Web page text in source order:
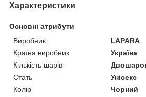
Характеристики
Основні атрибути
Виробник
LAPARA
Країна виробник
Україна
Кількість шарів
Стать
Унісекс
Колір
Чорний